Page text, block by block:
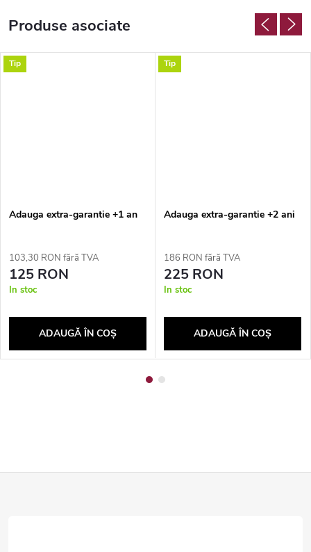
Produse asociate
Tip
Adauga extra-garantie +1 an
103,30 RON fără TVA
125 RON
In stoc
ADAUGĂ ÎN COŞ
Tip
Adauga extra-garantie +2 ani
186 RON fără TVA
225 RON
In stoc
ADAUGĂ ÎN COŞ